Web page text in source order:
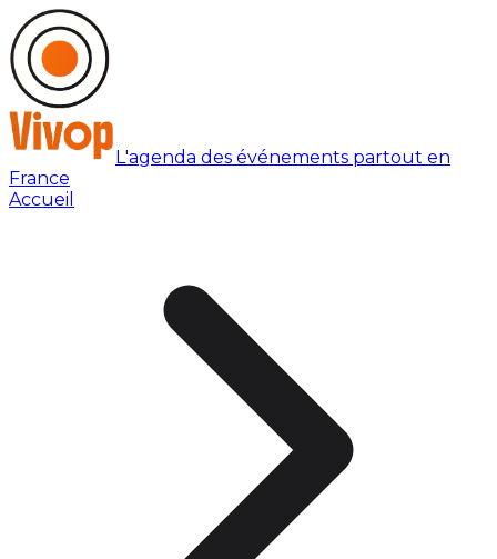
L'agenda des événements partout en
France
Accueil